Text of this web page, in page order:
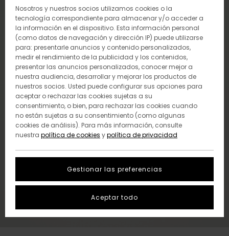
Nosotros y nuestros socios utilizamos cookies o la
tecnología correspondiente para almacenar y/o acceder a
la información en el dispositivo. Esta información personal
(como datos de navegación y dirección IP) puede utilizarse
para: presentarle anuncios y contenido personalizados,
medir el rendimiento de la publicidad y los contenidos,
presentar las anuncios personalizados, conocer mejor a
nuestra audiencia, desarrollar y mejorar los productos de
nuestros socios. Usted puede configurar sus opciones para
aceptar o rechazar las cookies sujetas a su
consentimiento, o bien, para rechazar las cookies cuando
no están sujetas a su consentimiento (como algunas
cookies de análisis). Para más información, consulte
nuestra política de cookies ypolítica de privacidad
Gestionar las preferencias
Aceptar todo